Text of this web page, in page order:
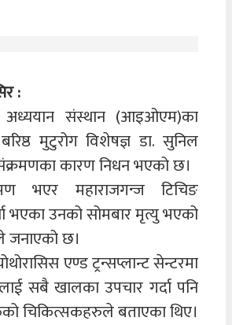
:
अध्ययान संस्थान (आइओएम)का
मुटुरोग विशेषज्ञ डा. सुनिल
कारण निधन भएको छ।
भएर महाराजगन्ज टिचिङ
भएका उनको सोमबार मृत्यु भएको
जनाएको छ।
एण्ड ट्रन्सप्लान्ट सेन्टरमा
सबै खालका उपचार गर्दा पनि
चिकित्सकहरुले बताएका थिए।